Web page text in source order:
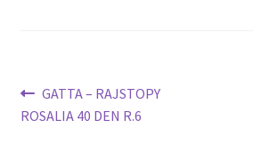
Nawigacja
wpisu
Poprzedni
wpis:
GATTA – RAJSTOPY
ROSALIA 40 DEN R.6